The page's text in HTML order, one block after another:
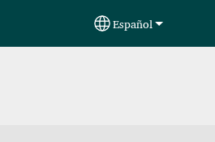
Select your
Español